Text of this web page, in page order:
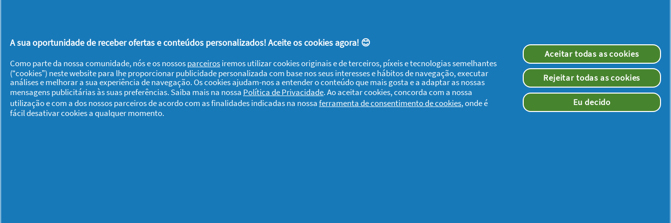
movimento e pleno de vida!
Experimente-a e restaure os sinais de um cabelo hidratado, saudável e luminoso.
Summer Edition é um boom de vitaminas, que repara instantaneamente os efeitos
que as agressões ambientais possam ter causado ao seu cabelo, devolvendo-lhe
um aspeto visivelmente saudável e brilhante.
A sua oportunidade de receber ofertas e conteúdos personalizados! Aceite os cookies agora! 😊
Como parte da nossa comunidade, nós e os nossosparceirosiremos utilizar cookies originais e de terceiros, píxeis e tecnologias semelhantes
(“cookies”) neste website para lhe proporcionar publicidade personalizada com base nos seus interesses e hábitos de navegação, executar
análises e melhorar a sua experiência de navegação. Os cookies ajudam-nos a entender o conteúdo que mais gosta e a adaptar as nossas
mensagens publicitárias às suas preferências. Saiba mais na nossa Política de Privacidade. Ao aceitar cookies, concorda com a nossa
utilização e com a dos nossos parceiros de acordo com as finalidades indicadas na nossaferramenta de consentimento de cookies, onde é
fácil desativar cookies a qualquer momento.
Aceitar todas as cookies
Rejeitar todas as cookies
Eu decido